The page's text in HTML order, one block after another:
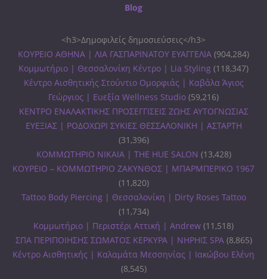
Blog
<h3>Δημοφιλείς δημοσιεύσεις</h3>
ΚΟΥΡΕΙΟ ΑΘΗΝΑ | ΛΙΑ ΓΑΣΠΑΡΙΝΑΤΟΥ ΕΥΑΓΓΕΛΙΑ (904,284)
Κομμωτήριο | Θεσσαλονίκη Κέντρο | Lia Styling (118,347)
Κέντρο Αισθητικής Στούντιο Ομορφιάς | Καβάλα Άγιος
Γεώργιος | Ευεξία Wellness Studio (59,216)
ΚΕΝΤΡΟ ΕΝΑΛΑΚΤΙΚΗΣ ΠΡΟΣΕΓΓΙΣΕΙΣ ΖΩΗΣ ΑΥΤΟΓΝΩΣΙΑΣ
ΕΥΕΞΙΑΣ | ΡΟΔΟΧΩΡΙ ΣΥΚΙΕΣ ΘΕΣΣΑΛΟΝΙΚΗ | ΑΣΤΑΡΤΗ
(31,396)
ΚΟΜΜΩΤΗΡΙΟ ΝΙΚΑΙΑ | THE HUE SALON (13,428)
ΚΟΥΡΕΙΟ – ΚΟΜΜΩΤΗΡΙΟ ΖΑΚΥΝΘΟΣ | ΜΠΑΡΜΠΕΡΙΚΟ 1967
(11,820)
Tattoo Body Piercing | Θεσσαλονίκη | Dirty Roses Tattoo
(11,734)
Κομμωτήριο | Περιστέρι Αττική | Andrew (11,518)
ΣΠΑ ΠΕΡΙΠΟΙΗΣΗΣ ΣΩΜΑΤΟΣ ΚΕΡΚΥΡΑ | ΝΗΡΗΙΣ SPA (8,865)
Κέντρο Αισθητικής | Καλαμάτα Μεσσηνίας | Ιακώβου Ελένη
(8,545)